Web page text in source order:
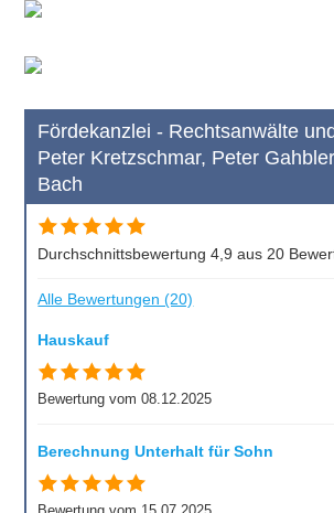
Fördekanzlei - Rechtsanwälte
Peter Kretzschmar, Peter
Bach
Durchschnittsbewertung 4,9 aus 20
Alle Bewertungen (20)
Hauskauf
Bewertung vom 08.12.2025
Berechnung Unterhalt für Sohn